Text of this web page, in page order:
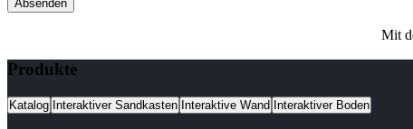
Absenden
Mit
Produkte
Katalog Interaktiver Sandkasten Interaktive Wand Interaktiver Boden